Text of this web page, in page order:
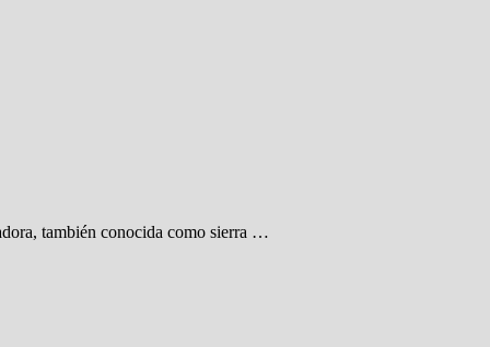
también conocida como sierra …